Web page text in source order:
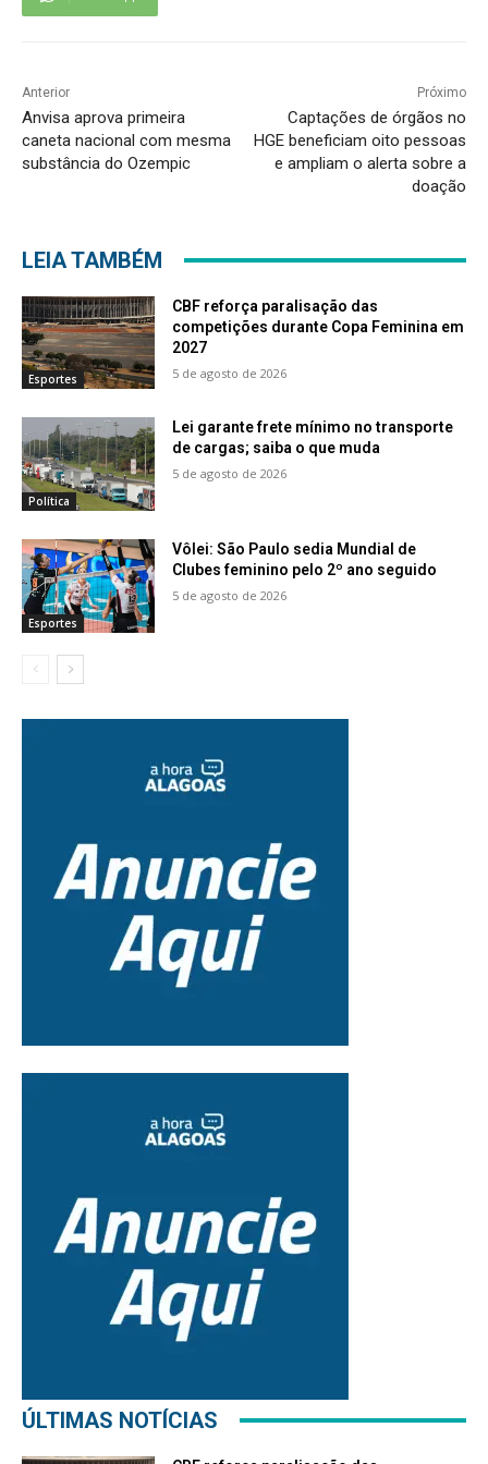
Anterior
Anvisa aprova primeira
caneta nacional com mesma
substância do Ozempic
Próximo
Captações de órgãos no
HGE beneficiam oito pessoas
e ampliam o alerta sobre a
doação
LEIA TAMBÉM
Esportes
CBF reforça paralisação das
competições durante Copa Feminina em
2027
5 de agosto de 2026
Política
Lei garante frete mínimo no transporte
de cargas; saiba o que muda
5 de agosto de 2026
Esportes
Vôlei: São Paulo sedia Mundial de
Clubes feminino pelo 2º ano seguido
5 de agosto de 2026
ÚLTIMAS NOTÍCIAS